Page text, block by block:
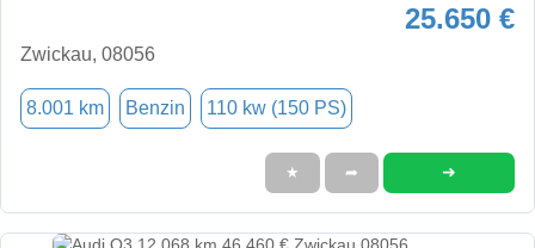
25.650 €
Zwickau, 08056
8.001 km Benzin 110 kw (150 PS)
★ ➦ ➜